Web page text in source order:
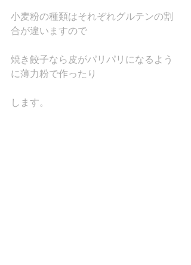
小麦粉の種類はそれぞれグルテンの割
合が違いますので
焼き餃子なら皮がパリパリになるよう
に薄力粉で作ったり
します。